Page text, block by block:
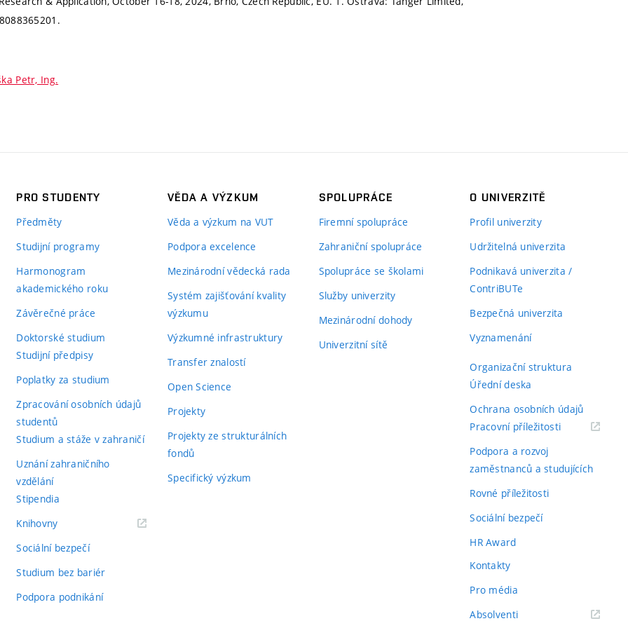
Petr, Ing.
PRO STUDENTY
Předměty
Studijní programy
Harmonogram
akademického roku
Závěrečné práce
Doktorské studium
Studijní předpisy
Poplatky za studium
Zpracování osobních údajů
studentů
Studium a stáže v zahraničí
Uznání zahraničního
vzdělání
Stipendia
Knihovny(externí
Sociální bezpečí
Studium bez bariér
Podpora podnikání
VĚDA A VÝZKUM
Věda a výzkum na VUT
Podpora excelence
Mezinárodní vědecká rada
Systém zajišťování kvality
výzkumu
Výzkumné infrastruktury
Transfer znalostí
Open Science
Projekty
Projekty ze strukturálních
fondů
Specifický výzkum
SPOLUPRÁCE
Firemní spolupráce
Zahraniční spolupráce
Spolupráce se školami
Služby univerzity
Mezinárodní dohody
Univerzitní sítě
O UNIVERZITĚ
Profil univerzity
Udržitelná univerzita
Podnikavá univerzita /
ContriBUTe
Bezpečná univerzita
Vyznamenání
Organizační struktura
Úřední deska
Ochrana osobních údajů
Pracovní příležitosti(externí
Podpora a rozvoj
zaměstnanců a studujících
Rovné příležitosti
Sociální bezpečí
HR Award
Kontakty
Pro média
Absolventi(externí